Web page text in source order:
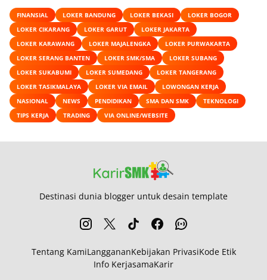
FINANSIAL LOKER BANDUNG LOKER BEKASI
LOKER BOGOR
LOKER CIKARANG
LOKER GARUT
LOKER JAKARTA
LOKER KARAWANG
LOKER MAJALENGKA
LOKER PURWAKARTA
LOKER SERANG BANTEN
LOKER SMK/SMA
LOKER SUBANG
LOKER SUKABUMI
LOKER SUMEDANG
LOKER TANGERANG
LOKER TASIKMALAYA
LOKER VIA EMAIL
LOWONGAN KERJA
NASIONAL
NEWS PENDIDIKAN SMA DAN SMK
TEKNOLOGI
TIPS KERJA
TRADING VIA ONLINE/WEBSITE
Destinasi dunia blogger untuk desain template
Tentang KamiLanggananKebijakan PrivasiKode Etik
Info KerjasamaKarir